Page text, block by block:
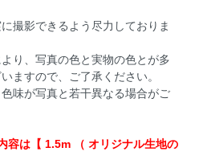
撮影できるよう尽力しておりま
り、写真の色と実物の色とが多
ますので、ご了承ください。
味が写真と若干異なる場合がご
容は【 1.5m （ オリジナル生地の